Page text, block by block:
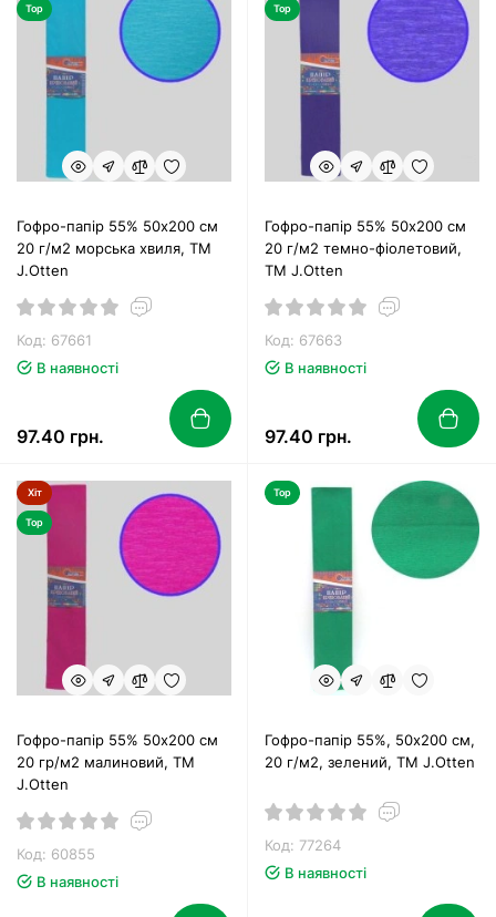
Top
Гофро-папір 55% 50х200 см
20 г/м2 морська хвиля, TM
J.Otten
Код: 67661
В наявності
97.40 грн.
Top
Гофро-папір 55% 50х200 см
20 г/м2 темно-фіолетовий,
TM J.Otten
Код: 67663
В наявності
97.40 грн.
Хіт
Top
Гофро-папір 55% 50х200 см
20 гр/м2 малиновий, ТМ
J.Otten
Код: 60855
В наявності
Top
Гофро-папір 55%, 50х200 см,
20 г/м2, зелений, TM J.Otten
Код: 77264
В наявності